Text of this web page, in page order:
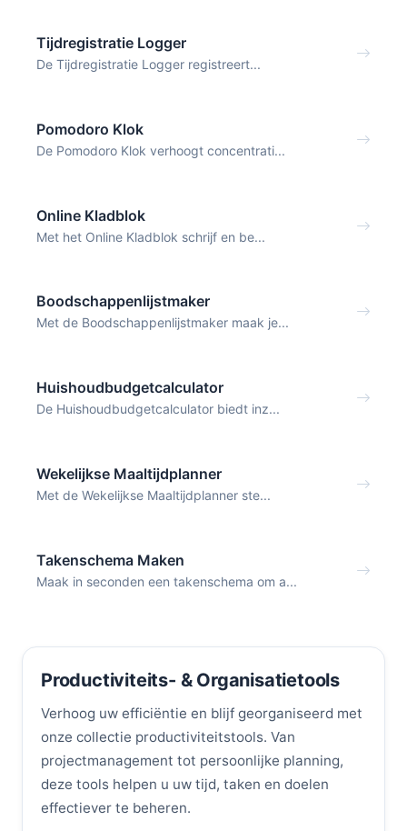
Tijdregistratie Logger
De Tijdregistratie Logger registreert...
Pomodoro Klok
De Pomodoro Klok verhoogt concentrati...
Online Kladblok
Met het Online Kladblok schrijf en be...
Boodschappenlijstmaker
Met de Boodschappenlijstmaker maak je...
Huishoudbudgetcalculator
De Huishoudbudgetcalculator biedt inz...
Wekelijkse Maaltijdplanner
Met de Wekelijkse Maaltijdplanner ste...
Takenschema Maken
Maak in seconden een takenschema om a...
Productiviteits- & Organisatietools
Verhoog uw efficiëntie en blijf georganiseerd met
onze collectie productiviteitstools. Van
projectmanagement tot persoonlijke planning,
deze tools helpen u uw tijd, taken en doelen
effectiever te beheren.